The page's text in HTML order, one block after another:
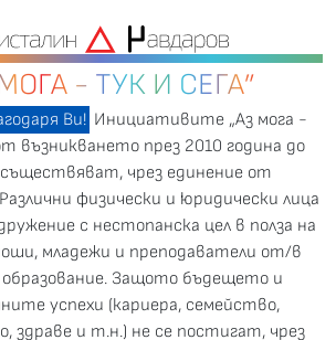
- ТУК И СЕГА”
Ви! Инициативите „Аз мога -
възникването през 2010 година до
чрез единение от
физически и юридически лица
с нестопанска цел в полза на
младежи и преподаватели от/в
Защото бъдещето и
успехи (кариера, семейство,
здраве и т.н.) не се постигат, чрез